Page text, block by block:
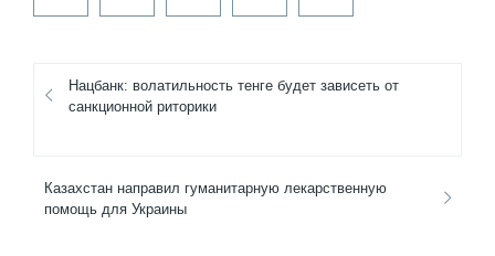
Нацбанк: волатильность тенге будет зависеть от
санкционной риторики
Казахстан направил гуманитарную лекарственную
помощь для Украины